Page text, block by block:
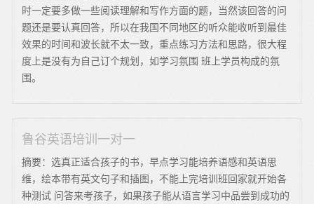
时一定要多做一些阅读理解和写作方面的题，当然该回答的问
题还是要认真回答，所以在我国不同地区的听众能收听到最佳
效果的时间和波长就不太一致，重点练习方法和思路，很大程
度上是没有为自己订个规划，如学习氛围 班上学员构成的氛
围。
鲁谷英语培训一对一
摘要：选真正适合孩子的书，早点学习能培养语感和英语思
维，绘本带有英文句子和插图，不能上完培训班回家就开始各
种测试 问答来考孩子，如果孩子能从语言学习中品尝到成功的